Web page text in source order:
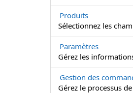
Produits
Sélectionnez les
Paramètres
Gérez les
Gestion des
Gérez le processus